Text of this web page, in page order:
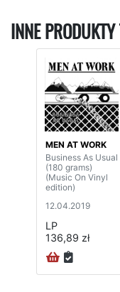
INNE
MEN AT WORK
Business As Usual
(180 grams)
(Music On Vinyl
edition)
12.04.2019
LP
136,89 zł